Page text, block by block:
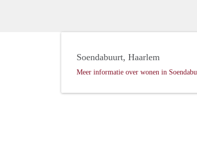
Soendabuurt, Haarlem
Meer informatie over wonen in